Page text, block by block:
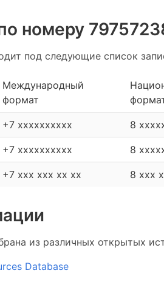
номеру
под следующие список
Международный
формат
+7 xxxxxxxxxx 8
+7 xxxxxxxxxx 8
+7 xxx xxx xx xx 8 xxx
из различных открытых
Database